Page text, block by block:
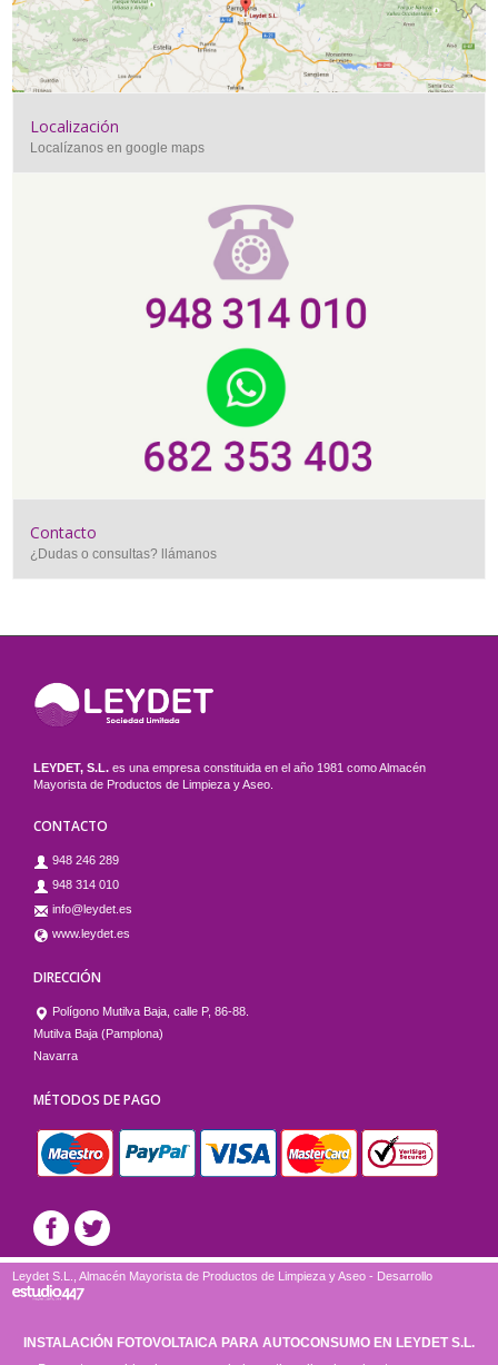
Localización
Localízanos en google maps
Contacto
¿Dudas o consultas? llámanos
LEYDET, S.L. es una empresa constituida en el año 1981 como Almacén
Mayorista de Productos de Limpieza y Aseo.
CONTACTO
948 246 289
948 314 010
info@leydet.es
www.leydet.es
DIRECCIÓN
Polígono Mutilva Baja, calle P, 86-88.
Mutilva Baja (Pamplona)
Navarra
MÉTODOS DE PAGO
Leydet S.L., Almacén Mayorista de Productos de Limpieza y Aseo - Desarrollo
INSTALACIÓN FOTOVOLTAICA PARA AUTOCONSUMO EN LEYDET S.L.